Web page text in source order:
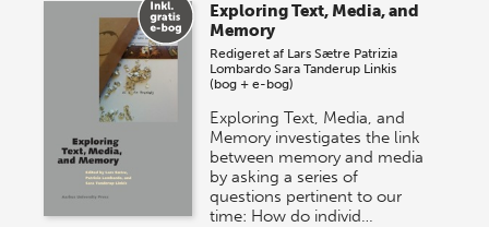
Exploring Text, Media, and
Memory
Redigeret af Lars Sætre Patrizia
Lombardo Sara Tanderup Linkis
(bog + e-bog)
Exploring Text, Media, and
Memory investigates the link
between memory and media
by asking a series of
questions pertinent to our
time: How do individ…